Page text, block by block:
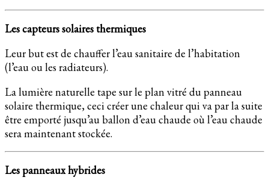
Les capteurs solaires thermiques
Leur but est de chauffer l’eau sanitaire de l’habitation
(l’eau ou les radiateurs).
La lumière naturelle tape sur le plan vitré du panneau
solaire thermique, ceci créer une chaleur qui va par la suite
être emporté jusqu’au ballon d’eau chaude où l’eau chaude
sera maintenant stockée.
Les panneaux hybrides